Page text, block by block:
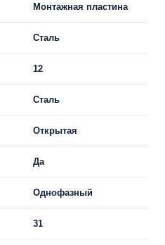
Монтажная пластина
Сталь
12
Сталь
Открытая
Да
Однофазный
31